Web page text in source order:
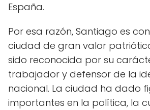
España.
Por esa razón, Santiago es
ciudad de gran valor
sido reconocida por su
trabajador y defensor de la
nacional. La ciudad ha dado
importantes en la política, la